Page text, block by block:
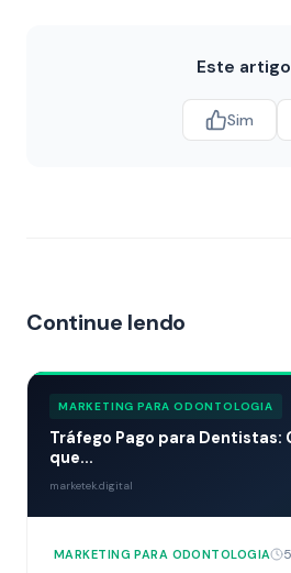
Este
Sim
Continue lendo
MARKETING PARA ODONTOLOGIA
Tráfego Pago para Dentistas:
que...
marketek.digital
MARKETING PARA ODONTOLOGIA